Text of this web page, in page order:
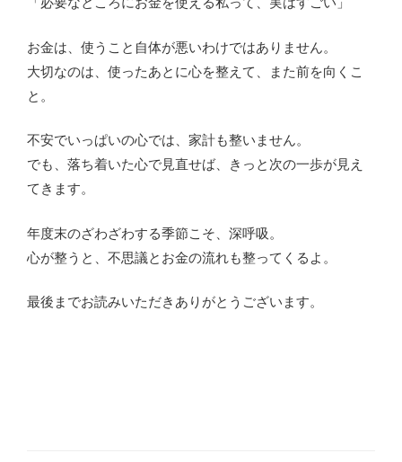
お金は、使うこと自体が悪いわけではありません。
大切なのは、使ったあとに心を整えて、また前を向くこ
と。
不安でいっぱいの心では、家計も整いません。
でも、落ち着いた心で見直せば、きっと次の一歩が見え
てきます。
年度末のざわざわする季節こそ、深呼吸。
心が整うと、不思議とお金の流れも整ってくるよ。
最後までお読みいただきありがとうございます。